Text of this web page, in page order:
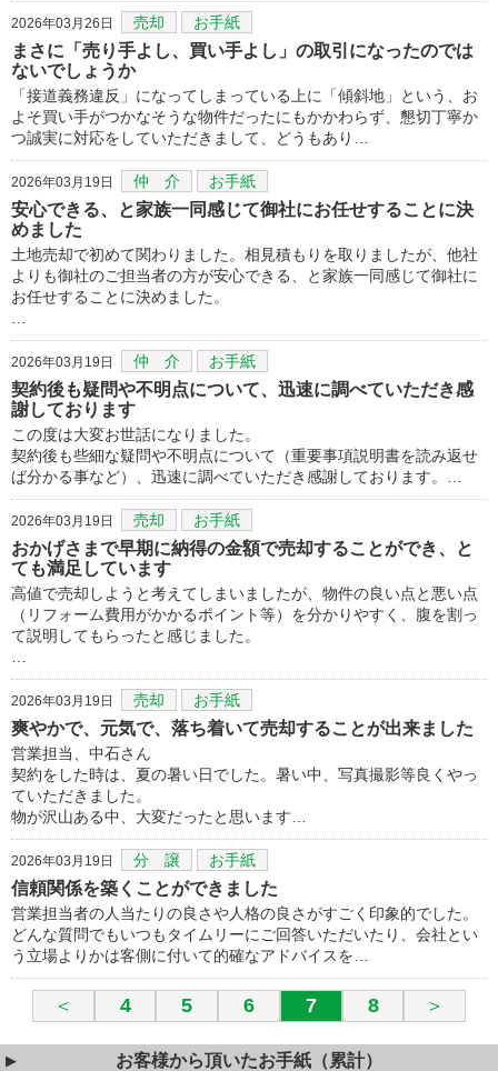
2026年03月26日 売却 お手紙
まさに「売り手よし、買い手よし」の取引になったのでは
ないでしょうか
「接道義務違反」になってしまっている上に「傾斜地」という、お
よそ買い手がつかなそうな物件だったにもかかわらず、懇切丁寧か
つ誠実に対応をしていただきまして、どうもあり…
2026年03月19日 仲 介 お手紙
安心できる、と家族一同感じて御社にお任せすることに決
めました
土地売却で初めて関わりました。相見積もりを取りましたが、他社
よりも御社のご担当者の方が安心できる、と家族一同感じて御社に
お任せすることに決めました。
2026年03月19日 仲 介 お手紙
契約後も疑問や不明点について、迅速に調べていただき感
謝しております
この度は大変お世話になりました。
契約後も些細な疑問や不明点について（重要事項説明書を読み返せ
ば分かる事など）、迅速に調べていただき感謝しております。…
2026年03月19日 売却 お手紙
おかげさまで早期に納得の金額で売却することができ、と
ても満足しています
高値で売却しようと考えてしまいましたが、物件の良い点と悪い点
（リフォーム費用がかかるポイント等）を分かりやすく、腹を割っ
て説明してもらったと感じました。
2026年03月19日 売却 お手紙
爽やかで、元気で、落ち着いて売却することが出来ました
営業担当、中石さん
契約をした時は、夏の暑い日でした。暑い中、写真撮影等良くやっ
ていただきました。
物が沢山ある中、大変だったと思います…
2026年03月19日 分 譲 お手紙
信頼関係を築くことができました
営業担当者の人当たりの良さや人格の良さがすごく印象的でした。
どんな質問でもいつもタイムリーにご回答いただいたり、会社とい
う立場よりかは客側に付いて的確なアドバイスを…
＜ 4 5 6 7 8 ＞
お客様から頂いたお手紙（累計）